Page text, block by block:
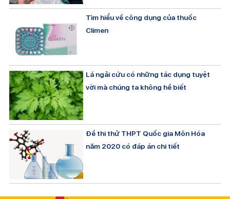
Tìm hiểu về công dụng của thuốc
Climen
Lá ngải cứu có những tác dụng tuyệt
vời mà chúng ta không hề biết
Đề thi thử THPT Quốc gia Môn Hóa
năm 2020 có đáp án chi tiết